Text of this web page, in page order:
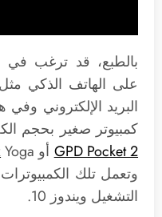
بالطبع، قد ترغب في
على الهاتف الذكي
البريد الإلكتروني
كمبيوتر صغير بحجم
GPD Pocket 2 أو Yoga أو حتى
وتعمل تلك
التشغيل ويندوز 10.